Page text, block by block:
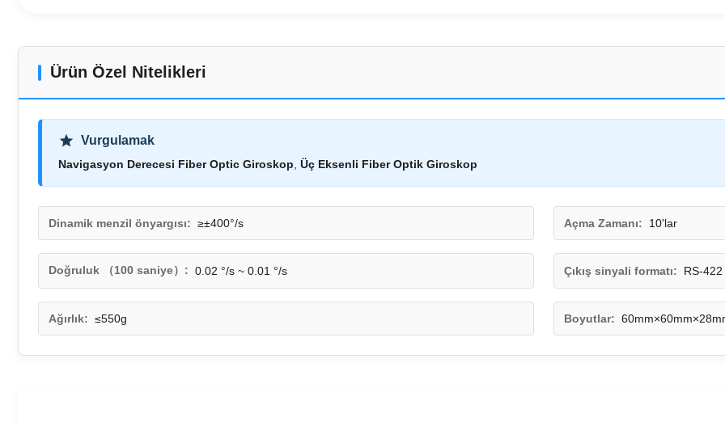
Ürün Özel Nitelikleri
Vurgulamak
Navigasyon Derecesi Fiber Optic Giroskop Üç Eksenli Fiber Optik Giroskop
Dinamik menzil önyargısı: ≥±400°/s Açma Zamanı: 10'lar
Doğruluk （100 saniye）: 0.02 °/s ~ 0.01 °/s Çıkış sinyali formatı: RS-422
Ağırlık: ≤550g Boyutlar: